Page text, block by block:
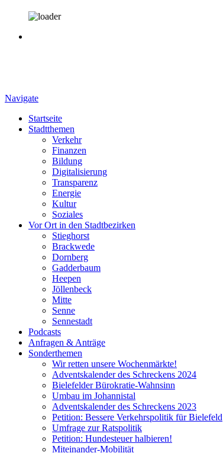
Navigate
Startseite
Stadtthemen
Verkehr
Finanzen
Bildung
Digitalisierung
Transparenz
Energie
Kultur
Soziales
Vor Ort in den Stadtbezirken
Stieghorst
Brackwede
Dornberg
Gadderbaum
Heepen
Jöllenbeck
Mitte
Senne
Sennestadt
Podcasts
Anfragen & Anträge
Sonderthemen
Wir retten unsere Wochenmärkte!
Adventskalender des Schreckens 2024
Bielefelder Bürokratie-Wahnsinn
Umbau im Johannistal
Adventskalender des Schreckens 2023
Petition: Bessere Verkehrspolitik für Bielefeld​​
Umfrage zur Ratspolitik
Petition: Hundesteuer halbieren!
Miteinander-Mobilität